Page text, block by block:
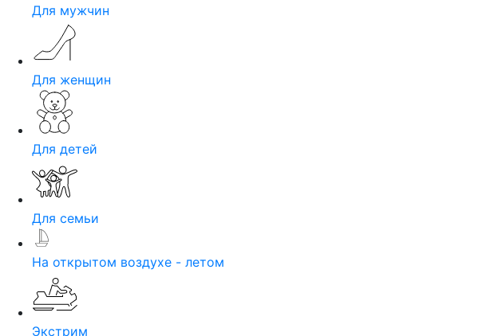
Для мужчин
Для женщин
Для детей
Для семьи
На открытом воздухе - летом
Экстрим